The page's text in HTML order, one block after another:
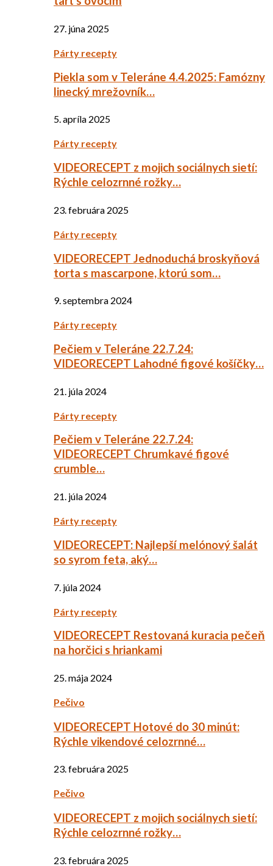
27. júna 2025
Párty recepty
Piekla som v Teleráne 4.4.2025: Famózny
linecký mrežovník…
5. apríla 2025
Párty recepty
VIDEORECEPT z mojich sociálnych sietí:
Rýchle celozrnné rožky…
23. februára 2025
Párty recepty
VIDEORECEPT Jednoduchá broskyňová
torta s mascarpone, ktorú som…
9. septembra 2024
Párty recepty
Pečiem v Teleráne 22.7.24:
VIDEORECEPT Lahodné figové košíčky…
21. júla 2024
Párty recepty
Pečiem v Teleráne 22.7.24:
VIDEORECEPT Chrumkavé figové
crumble…
21. júla 2024
Párty recepty
VIDEORECEPT: Najlepší melónový šalát
so syrom feta, aký…
7. júla 2024
Párty recepty
VIDEORECEPT Restovaná kuracia pečeň
na horčici s hriankami
25. mája 2024
Pečivo
VIDEORECEPT Hotové do 30 minút:
Rýchle vikendové celozrnné…
23. februára 2025
Pečivo
VIDEORECEPT z mojich sociálnych sietí:
Rýchle celozrnné rožky…
23. februára 2025